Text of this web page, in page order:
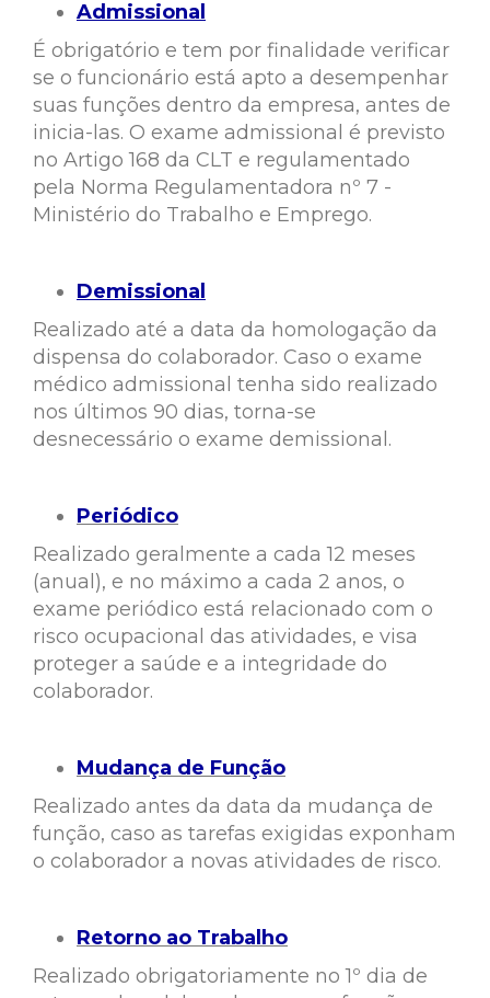
Admissional
É obrigatório e tem por finalidade verificar
se o funcionário está apto a desempenhar
suas funções dentro da empresa, antes de
inicia-las. O exame admissional é previsto
no Artigo 168 da CLT e regulamentado
pela Norma Regulamentadora nº 7 -
Ministério do Trabalho e Emprego.
Demissional
Realizado até a data da homologação da
dispensa do colaborador. Caso o exame
médico admissional tenha sido realizado
nos últimos 90 dias, torna-se
desnecessário o exame demissional.
Periódico
Realizado geralmente a cada 12 meses
(anual), e no máximo a cada 2 anos, o
exame periódico está relacionado com o
risco ocupacional das atividades, e visa
proteger a saúde e a integridade do
colaborador.
Mudança de Função
Realizado antes da data da mudança de
função, caso as tarefas exigidas exponham
o colaborador a novas atividades de risco.
Retorno ao Trabalho
Realizado obrigatoriamente no 1º dia de